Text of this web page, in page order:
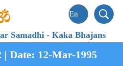
Samadhi-Kaka Bhajans
| Date: 12-Mar-1995